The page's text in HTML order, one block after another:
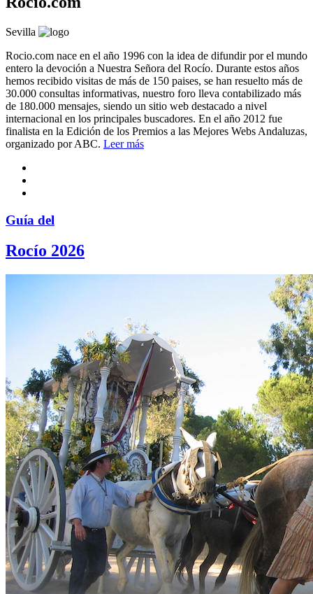
Sevilla
Rocio.com nace en el año 1996 con la idea de difundir por el mundo
entero la devoción a Nuestra Señora del Rocío. Durante estos años
hemos recibido visitas de más de 150 paises, se han resuelto más de
30.000 consultas informativas, nuestro foro lleva contabilizado más
de 180.000 mensajes, siendo un sitio web destacado a nivel
internacional en los principales buscadores. En el año 2012 fue
finalista en la Edición de los Premios a las Mejores Webs Andaluzas,
organizado por ABC. Leer más
Guía del
Rocío 2026